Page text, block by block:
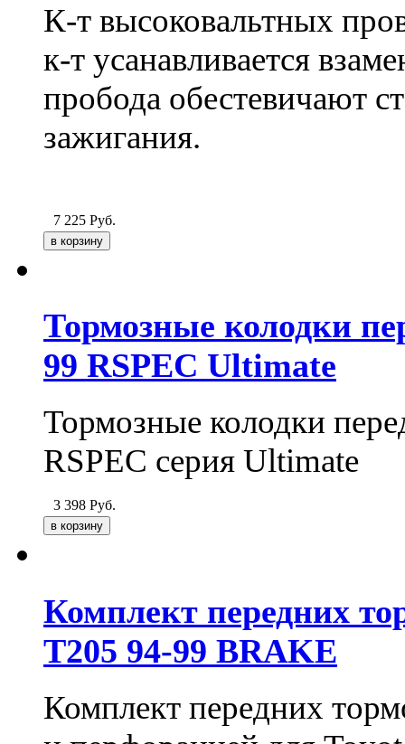
К-т высоковальтных
к-т усанавливается
пробода обестевичают
зажигания.
7 225 Руб.
Тормозные колодки
99 RSPEC Ultimate
Тормозные колодки
RSPEC серия Ultimate
3 398 Руб.
Комплект передних
T205 94-99 BRAKE
Комплект передних